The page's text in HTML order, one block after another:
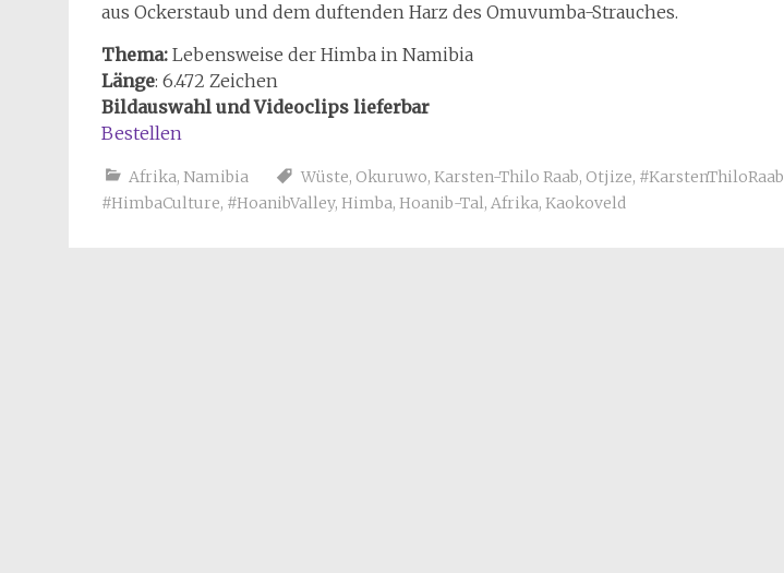
aus Ockerstaub und dem duftenden Harz des Omuvumba-Strauches.
Thema: Lebensweise der Himba in Namibia
Länge: 6.472 Zeichen
Bildauswahl und Videoclips lieferbar
Bestellen
Afrika, Namibia Wüste, Okuruwo, Karsten-Thilo Raab, Otjize, #KarstenThiloRaab
#HimbaCulture, #HoanibValley, Himba, Hoanib-Tal, Afrika, Kaokoveld